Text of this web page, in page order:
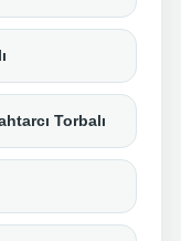
Torbalı